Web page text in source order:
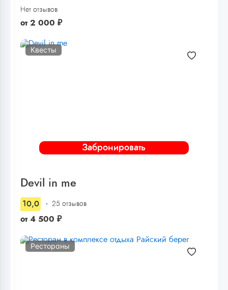
Нет отзывов
от 2 000 ₽
Забронировать
Квесты
Devil in me
10,0 25 отзывов
от 4 500 ₽
Рестораны